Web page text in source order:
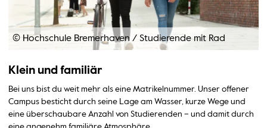
© Hochschule Bremerhaven/ Studierende mit Rad
Klein und familiär
Bei uns bist du weit mehr als eine Matrikelnummer. Unser offener
Campus besticht durch seine Lage am Wasser, kurze Wege und
eine überschaubare Anzahl von Studierenden – und damit durch